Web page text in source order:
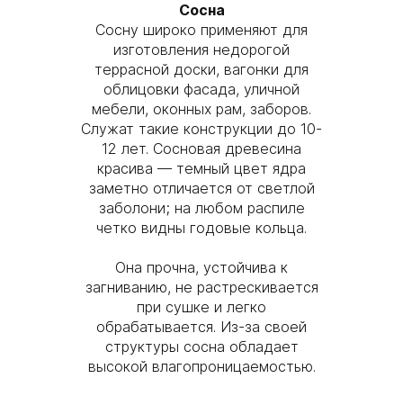
Сосна
Сосну широко применяют для
изготовления недорогой
террасной доски, вагонки для
облицовки фасада, уличной
мебели, оконных рам, заборов.
Служат такие конструкции до 10-
12 лет. Сосновая древесина
красива — темный цвет ядра
заметно отличается от светлой
заболони; на любом распиле
четко видны годовые кольца.
Она прочна, устойчива к
загниванию, не растрескивается
при сушке и легко
обрабатывается. Из-за своей
структуры сосна обладает
высокой влагопроницаемостью.